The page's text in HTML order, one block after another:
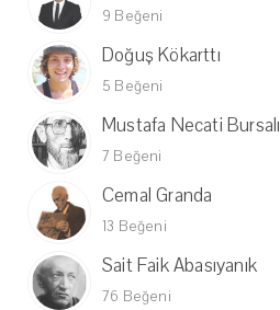
9 Beğeni
Doğuş Kökarttı
5 Beğeni
Mustafa Necati Bursalı
7 Beğeni
Cemal Granda
13 Beğeni
Sait Faik Abasıyanık
76 Beğeni